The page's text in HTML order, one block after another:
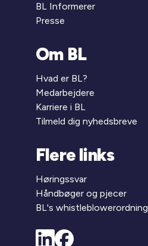
BL Informerer
Presse
Om BL
Hvad er BL?
Medarbejdere
Karriere i BL
Tilmeld dig nyhedsbreve
Flere links
Høringssvar
Håndbøger og pjecer
BL's whistleblowerordning